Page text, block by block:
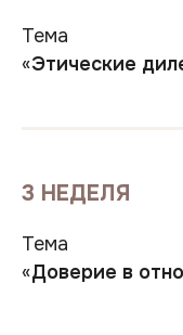
Тема
«Этические
3 НЕДЕЛЯ
Тема
«Доверие в